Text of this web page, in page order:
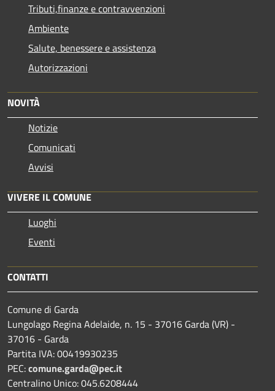
Tributi,finanze e contravvenzioni
Ambiente
Salute, benessere e assistenza
Autorizzazioni
NOVITÀ
Notizie
Comunicati
Avvisi
VIVERE IL COMUNE
Luoghi
Eventi
CONTATTI
Comune di Garda
Lungolago Regina Adelaide, n. 15 - 37016 Garda (VR) -
37016 - Garda
Partita IVA: 00419930235
PEC:comune.garda@pec.it
Centralino Unico: 045.6208444